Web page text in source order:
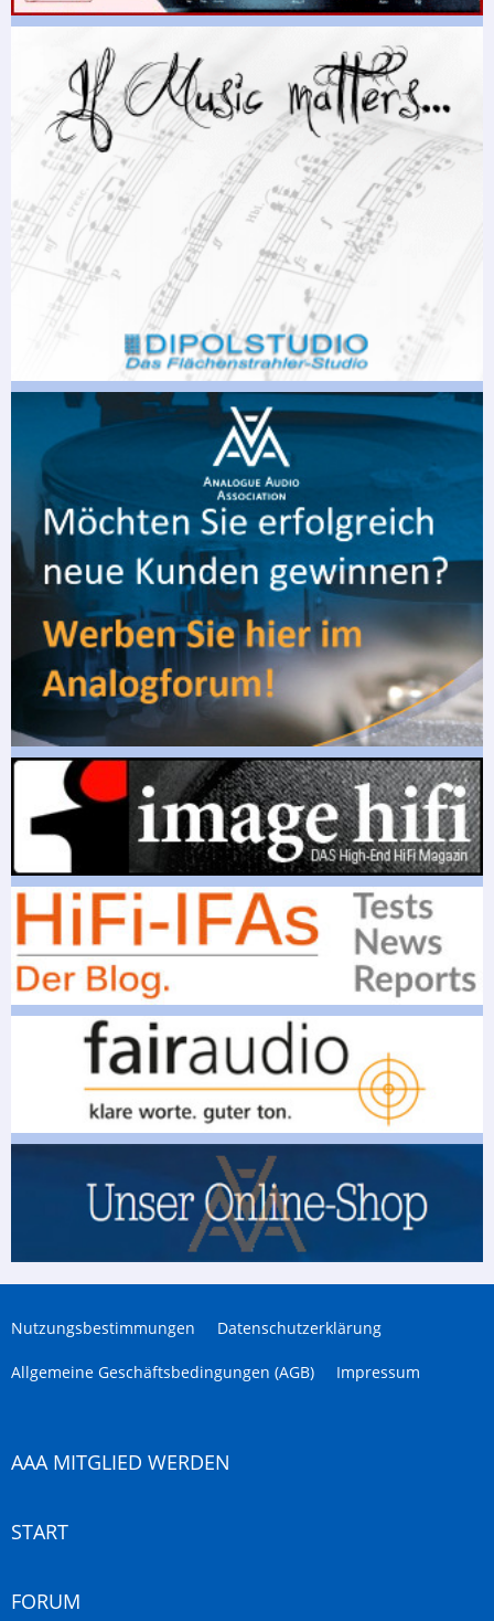
Nutzungsbestimmungen Datenschutzerklärung
Allgemeine Geschäftsbedingungen (AGB) Impressum
AAA MITGLIED WERDEN
START
FORUM